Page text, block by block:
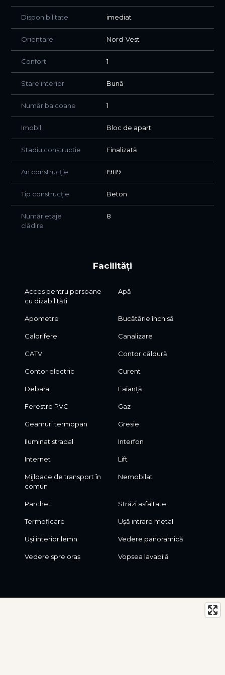
Se poate achizitiona cu credit bancar sau cash
Marian Vasile & Trimbitasu Tel: 0734.402.333.
Pentru mai multe detalii sau programarea unei vizionari,
nu ezitați să ne contactați!
Disponibilitate imediat
Orientare Nord-Vest
Confort 1
Stare interior Bună
Număr balcoane 1
Imobil Bloc de apart.
Stadiu construcție Finalizată
An construcție 1989
Tip construcție Beton
Număr etaje
clădire
8
Facilități
Acces pentru persoane
cu dizabilități
Apă
Apometre Bucătărie închisă
Calorifere Canalizare
CATV Contor căldură
Contor electric Curent
Debara Faianță
Ferestre PVC Gaz
Geamuri termopan Gresie
Iluminat stradal Interfon
Internet Lift
Mijloace de transport în
comun
Nemobilat
Parchet Străzi asfaltate
Termoficare Ușă intrare metal
Uși interior lemn Vedere panoramică
Vedere spre oraș Vopsea lavabilă